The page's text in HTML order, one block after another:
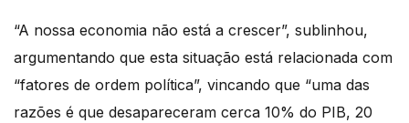
“A nossa economia não está a crescer”, sublinhou,
argumentando que esta situação está relacionada com
“fatores de ordem política”, vincando que “uma das
razões é que desapareceram cerca 10% do PIB, 20